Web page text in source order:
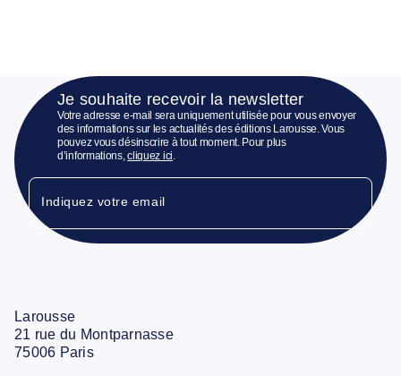
Je souhaite recevoir la newsletter
Votre adresse e-mail sera uniquement utilisée pour vous envoyer
des informations sur les actualités des éditions Larousse. Vous
pouvez vous désinscrire à tout moment. Pour plus
d’informations,cliquez ici.
Indiquez votre email
Larousse
21 rue du Montparnasse
75006 Paris